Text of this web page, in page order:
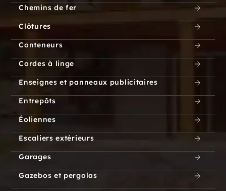
Chemins de fer
Clôtures
Conteneurs
Cordes à linge
Enseignes et panneaux publicitaires
Entrepôts
Éoliennes
Escaliers extérieurs
Garages
Gazebos et pergolas